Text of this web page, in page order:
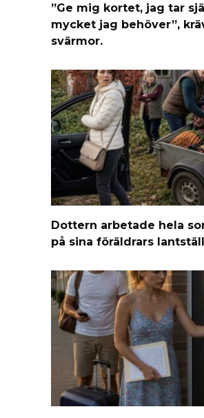
”Ge mig kortet, jag tar
mycket jag behöver”,
svärmor.
Dottern arbetade hela
på sina föräldrars